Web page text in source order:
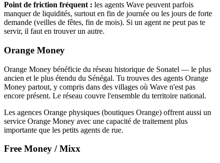
Point de friction fréquent : les agents Wave peuvent parfois
manquer de liquidités, surtout en fin de journée ou les jours de forte
demande (veilles de fêtes, fin de mois). Si un agent ne peut pas te
servir, il faut en trouver un autre.
Orange Money
Orange Money bénéficie du réseau historique de Sonatel — le plus
ancien et le plus étendu du Sénégal. Tu trouves des agents Orange
Money partout, y compris dans des villages où Wave n'est pas
encore présent. Le réseau couvre l'ensemble du territoire national.
Les agences Orange physiques (boutiques Orange) offrent aussi un
service Orange Money avec une capacité de traitement plus
importante que les petits agents de rue.
Free Money / Mixx